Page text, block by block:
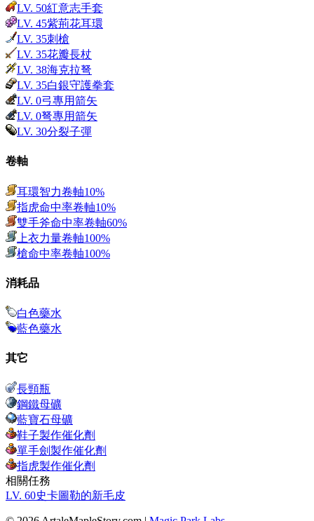
LV. 50紅意志手套
LV. 45紫荊花耳環
LV. 35刺槍
LV. 35花瓣長杖
LV. 38海克拉弩
LV. 35白銀守護拳套
LV. 0弓專用箭矢
LV. 0弩專用箭矢
LV. 30分裂子彈
卷軸
耳環智力卷軸10%
指虎命中率卷軸10%
雙手斧命中率卷軸60%
上衣力量卷軸100%
槍命中率卷軸100%
消耗品
白色藥水
藍色藥水
其它
長頸瓶
鋼鐵母礦
藍寶石母礦
鞋子製作催化劑
單手劍製作催化劑
指虎製作催化劑
相關任務
LV. 60史卡圖勒的新毛皮